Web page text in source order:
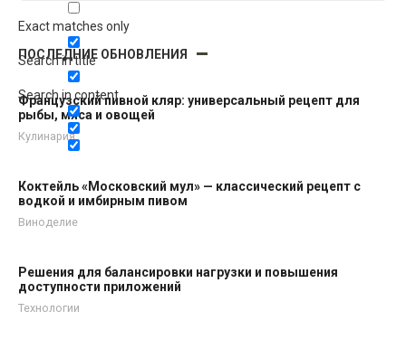
Exact matches only
Search in title
Search in content
ПОСЛЕДНИЕ ОБНОВЛЕНИЯ
Французский пивной кляр: универсальный рецепт для
рыбы, мяса и овощей
Кулинария
Коктейль «Московский мул» — классический рецепт с
водкой и имбирным пивом
Виноделие
Решения для балансировки нагрузки и повышения
доступности приложений
Технологии